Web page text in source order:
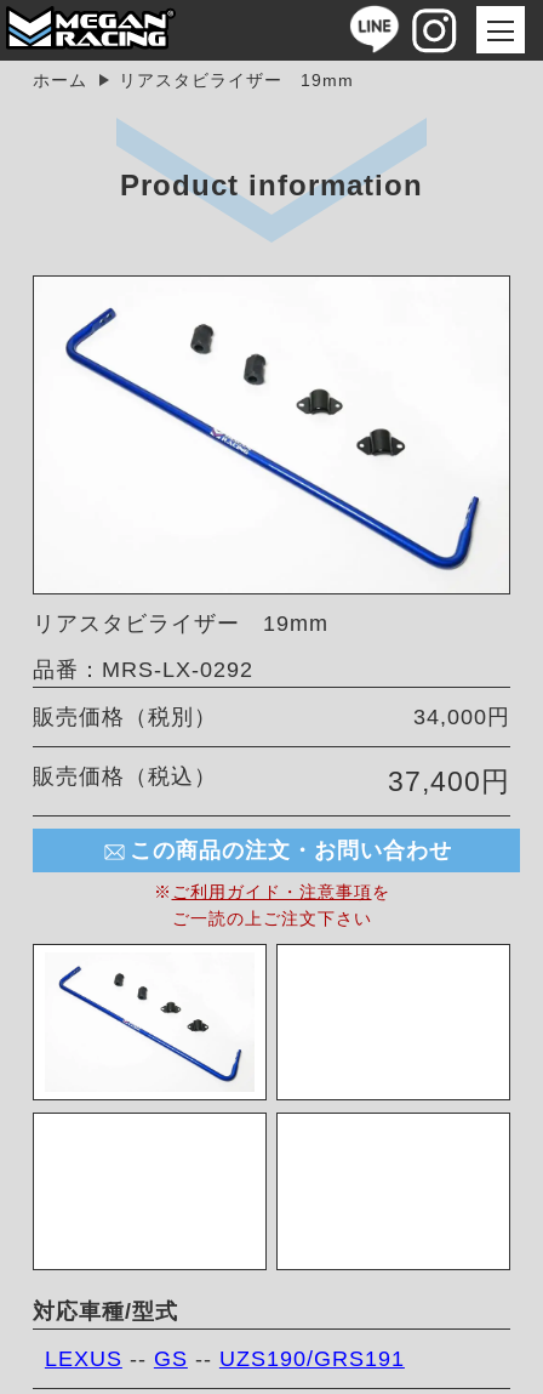
ホーム リアスタビライザー 19mm
Product information
リアスタビライザー 19mm
品番：MRS-LX-0292
販売価格（税別）
34,000円
販売価格（税込） 37,400円
この商品の注文・お問い合わせ
※ ご利用ガイド・注意事項を
ご一読の上ご注文下さい
対応車種/型式
LEXUS -- GS -- UZS190/GRS191